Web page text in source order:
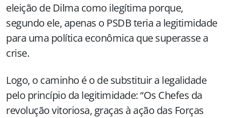
eleição de Dilma como ilegítima porque,
segundo ele, apenas o PSDB teria a legitimidade
para uma política econômica que superasse a
crise.
Logo, o caminho é o de substituir a legalidade
pelo princípio da legitimidade: “Os Chefes da
revolução vitoriosa, graças à ação das Forças